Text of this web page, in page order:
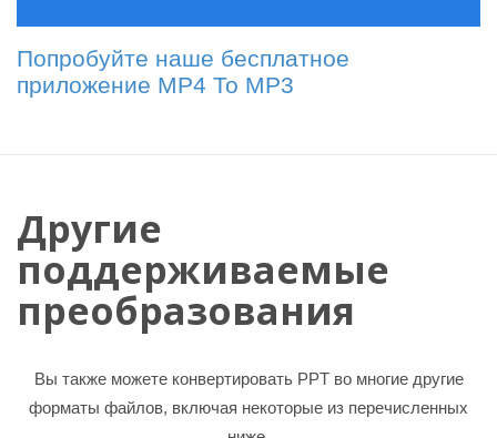
Попробуйте наше бесплатное
приложение MP4 To MP3
Другие
поддерживаемые
преобразования
Вы также можете конвертировать PPT во многие другие
форматы файлов, включая некоторые из перечисленных